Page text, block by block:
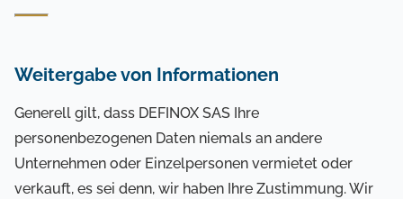
Weitergabe von Informationen
Generell gilt, dass DEFINOX SAS Ihre
personenbezogenen Daten niemals an andere
Unternehmen oder Einzelpersonen vermietet oder
verkauft, es sei denn, wir haben Ihre Zustimmung. Wir